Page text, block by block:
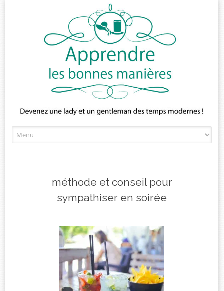
to
méthode et conseil pour
sympathiser en soirée